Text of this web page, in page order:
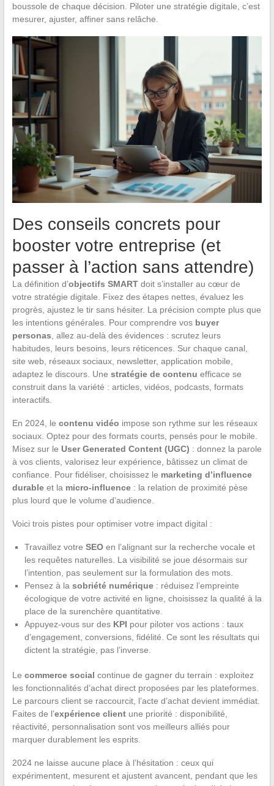
boussole de chaque décision. Piloter une stratégie digitale, c’est
mesurer, ajuster, affiner sans relâche.
Des conseils concrets pour
booster votre entreprise (et
passer à l’action sans attendre)
La définition d’objectifs SMARTdoit s’installer au cœur de
votre stratégie digitale. Fixez des étapes nettes, évaluez les
progrès, ajustez le tir sans hésiter. La précision compte plus que
les intentions générales. Pour comprendre vos buyer
personas , allez au-delà des évidences : scrutez leurs
habitudes, leurs besoins, leurs réticences. Sur chaque canal,
site web, réseaux sociaux, newsletter, application mobile,
adaptez le discours. Une stratégie de contenu efficace se
construit dans la variété : articles, vidéos, podcasts, formats
interactifs.
En 2024, le contenu vidéo impose son rythme sur les réseaux
sociaux. Optez pour des formats courts, pensés pour le mobile.
Misez sur le User Generated Content (UGC) : donnez la parole
à vos clients, valorisez leur expérience, bâtissez un climat de
confiance. Pour fidéliser, choisissez le marketing d’influence
durableet la micro-influence: la relation de proximité pèse
plus lourd que le volume d’audience.
Voici trois pistes pour optimiser votre impact digital :
Travaillez votre SEOen l’alignant sur la recherche vocale et
les requêtes naturelles. La visibilité se joue désormais sur
l’intention, pas seulement sur la formulation des mots.
Pensez à la sobriété numérique: réduisez l’empreinte
écologique de votre activité en ligne, choisissez la qualité à la
place de la surenchère quantitative.
Appuyez-vous sur des KPI pour piloter vos actions : taux
d’engagement, conversions, fidélité. Ce sont les résultats qui
dictent la stratégie, pas l’inverse.
Le commerce social continue de gagner du terrain : exploitez
les fonctionnalités d’achat direct proposées par les plateformes.
Le parcours client se raccourcit, l’acte d’achat devient immédiat.
Faites de l’expérience clientune priorité : disponibilité,
réactivité, personnalisation sont vos meilleurs alliés pour
marquer durablement les esprits.
2024 ne laisse aucune place à l’hésitation : ceux qui
expérimentent, mesurent et ajustent avancent, pendant que les